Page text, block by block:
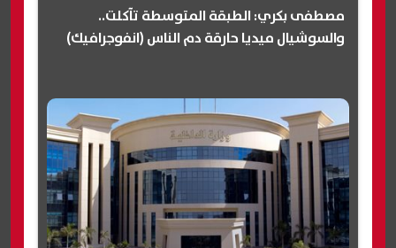
مصطفى بكري: الطبقة المتوسطة تآكلت..
والسوشيال ميديا حارقة دم الناس (انفوجرافيك)